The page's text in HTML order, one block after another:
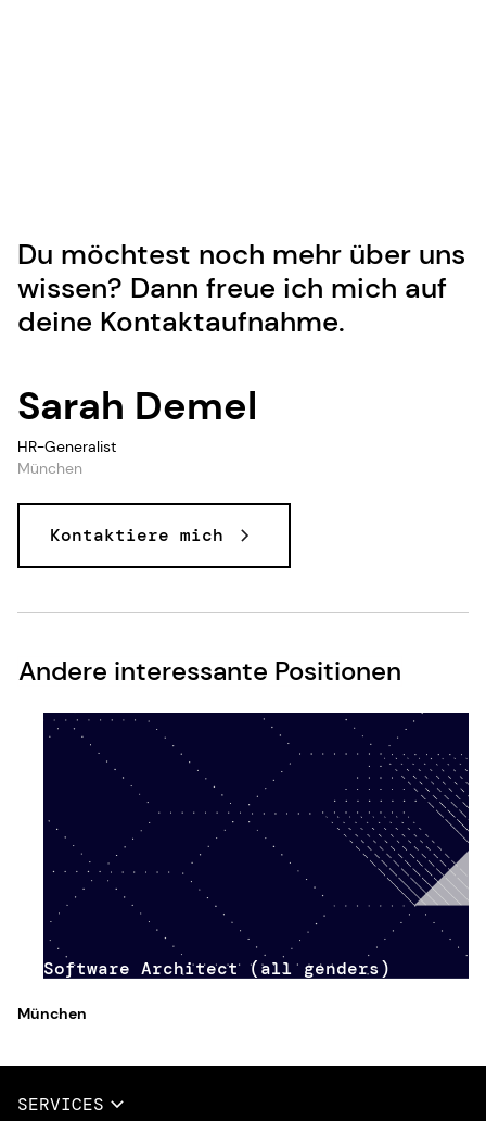
Du möchtest noch mehr über uns
wissen? Dann freue ich mich auf
deine Kontaktaufnahme.
Sarah Demel
HR-Generalist
München
Kontaktiere mich
Andere interessante Positionen
Software Architect (all genders)
München
SERVICES